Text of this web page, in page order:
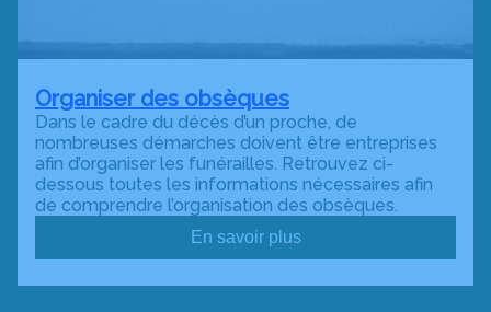
Organiser des obsèques
Dans le cadre du décès d’un proche, de
nombreuses démarches doivent être entreprises
afin d’organiser les funérailles. Retrouvez ci-
dessous toutes les informations nécessaires afin
de comprendre l’organisation des obsèques.
En savoir plus